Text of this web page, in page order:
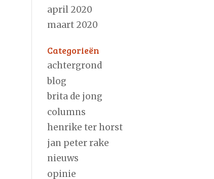
april 2020
maart 2020
Categorieën
achtergrond
blog
brita de jong
columns
henrike ter horst
jan peter rake
nieuws
opinie